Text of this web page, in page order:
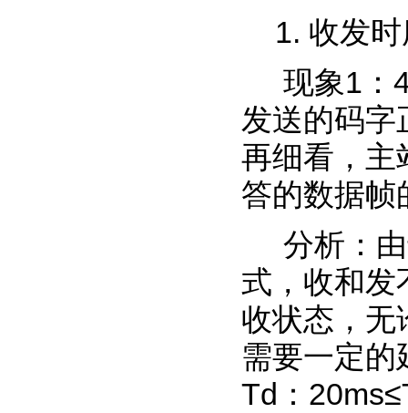
1. 收发
现象1：
发送的码字
再细看，主
答的数据帧
分析：
式，收和发
收状态，无
需要一定的
Td：